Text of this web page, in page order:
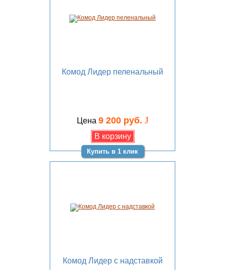
Комод Лидер пеленальный
Цена 9 200 руб. J
Купить в 1 клик
Комод Лидер с надставкой